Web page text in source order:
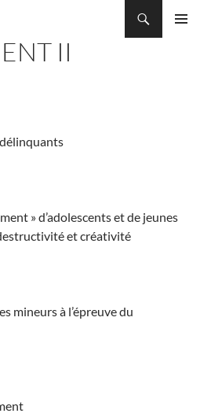
II
» d’adolescents et de jeunes
et créativité
mineurs à l’épreuve du